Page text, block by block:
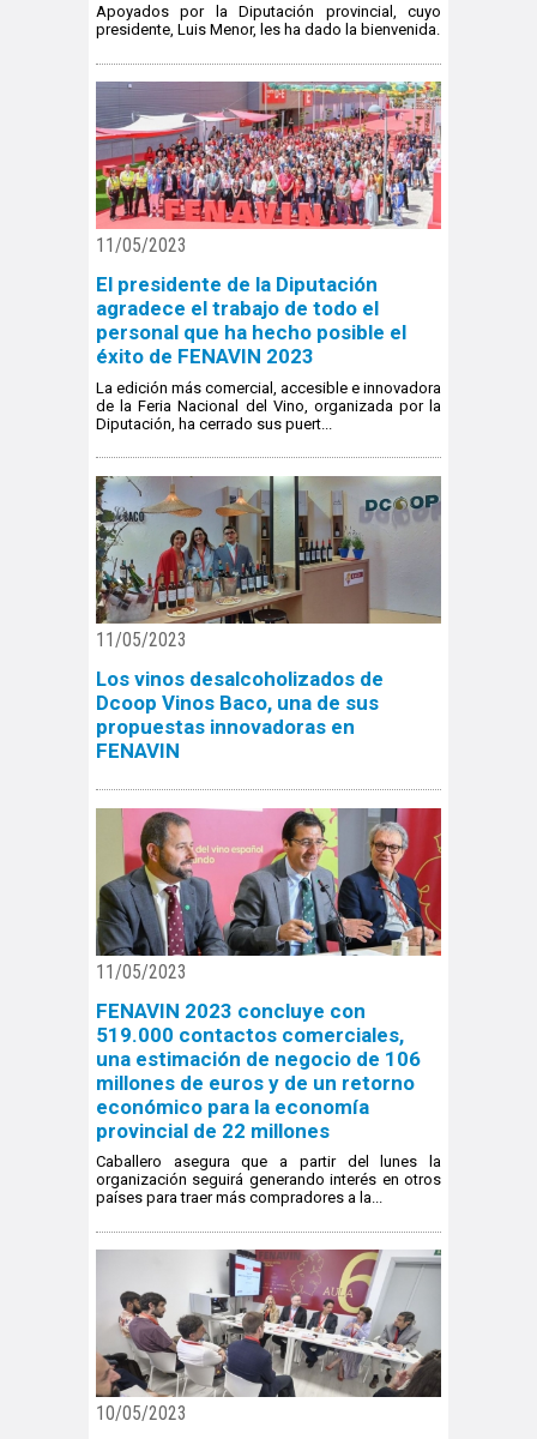
Apoyados por la Diputación provincial, cuyo
presidente, Luis Menor, les ha dado la bienvenida.
11/05/2023
El presidente de la Diputación
agradece el trabajo de todo el
personal que ha hecho posible el
éxito de FENAVIN 2023
La edición más comercial, accesible e innovadora
de la Feria Nacional del Vino, organizada por la
Diputación, ha cerrado sus puert...
11/05/2023
Los vinos desalcoholizados de
Dcoop Vinos Baco, una de sus
propuestas innovadoras en
FENAVIN
11/05/2023
FENAVIN 2023 concluye con
519.000 contactos comerciales,
una estimación de negocio de 106
millones de euros y de un retorno
económico para la economía
provincial de 22 millones
Caballero asegura que a partir del lunes la
organización seguirá generando interés en otros
países para traer más compradores a la...
10/05/2023